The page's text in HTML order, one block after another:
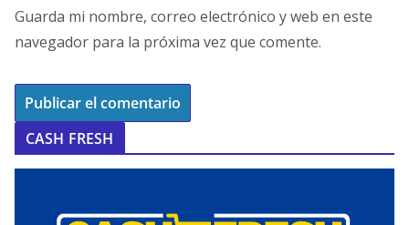
Guarda mi nombre, correo electrónico y web en este
navegador para la próxima vez que comente.
CASH FRESH